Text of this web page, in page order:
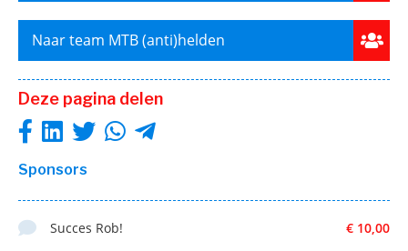
Naar team MTB (anti)helden
Deze pagina delen
Sponsors
€ 10,00
Succes Rob!